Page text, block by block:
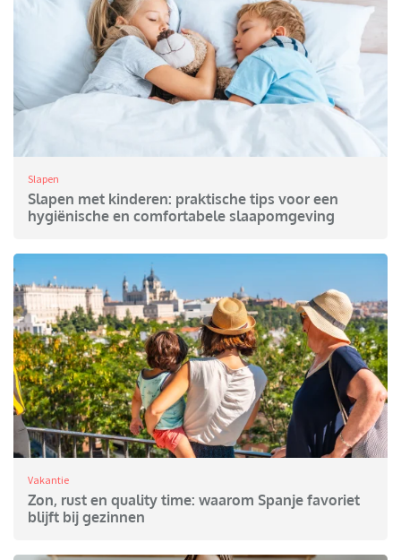
Slapen
Slapen met kinderen: praktische tips voor een
hygiënische en comfortabele slaapomgeving
Vakantie
Zon, rust en quality time: waarom Spanje favoriet
blijft bij gezinnen